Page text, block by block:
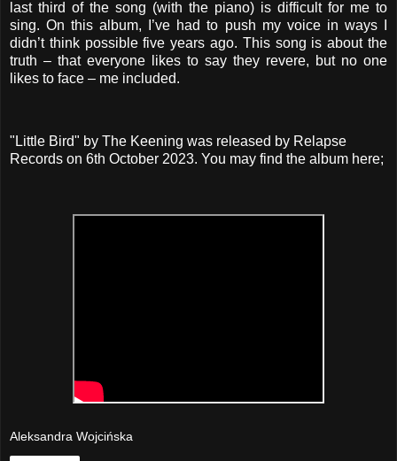
last third of the song (with the piano) is difficult for me to
sing. On this album, I’ve had to push my voice in ways I
didn’t think possible five years ago. This song is about the
truth – that everyone likes to say they revere, but no one
likes to face – me included.
"Little Bird" by The Keening was released by Relapse
Records on 6th October 2023. You may find the album here;
Aleksandra Wojcińska